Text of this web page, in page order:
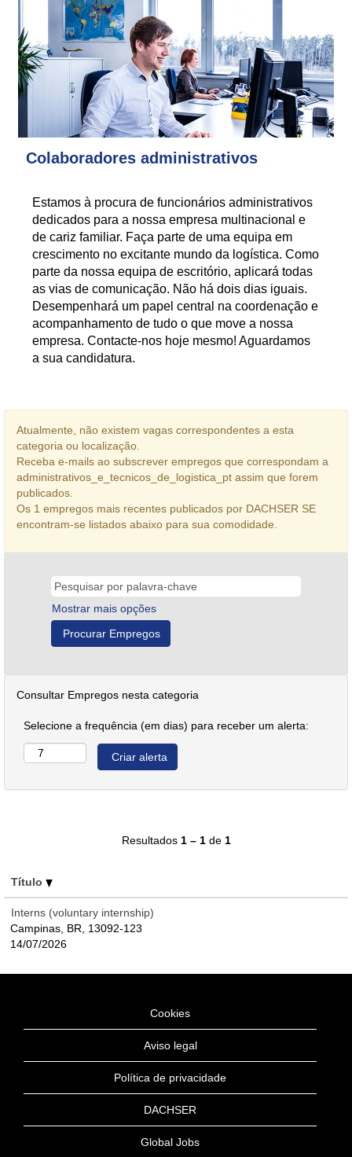
Colaboradores administrativos
Estamos à procura de funcionários administrativos
dedicados para a nossa empresa multinacional e
de cariz familiar. Faça parte de uma equipa em
crescimento no excitante mundo da logística. Como
parte da nossa equipa de escritório, aplicará todas
as vias de comunicação. Não há dois dias iguais.
Desempenhará um papel central na coordenação e
acompanhamento de tudo o que move a nossa
empresa. Contacte-nos hoje mesmo! Aguardamos
a sua candidatura.
Atualmente, não existem vagas correspondentes a esta
categoria ou localização.
Receba e-mails ao subscrever empregos que correspondam a
administrativos_e_tecnicos_de_logistica_pt assim que forem
publicados.
Os 1 empregos mais recentes publicados por DACHSER SE
encontram-se listados abaixo para sua comodidade.
Mostrar mais opções
Consultar Empregos nesta categoria
Selecione a frequência (em dias) para receber um alerta:
Resultados 1 – 1de 1
Título
Interns (voluntary internship)
Campinas, BR, 13092-123
14/07/2026
Cookies
Aviso legal
Política de privacidade
DACHSER
Global Jobs